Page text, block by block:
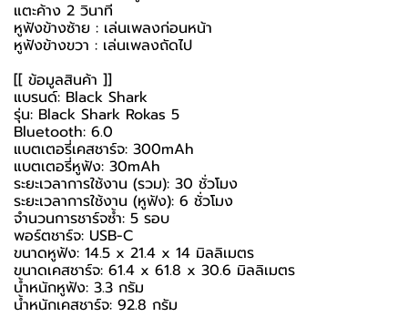
แตะค้าง 2 วินาที
หูฟังข้างซ้าย : เล่นเพลงก่อนหน้า
หูฟังข้างขวา : เล่นเพลงถัดไป
[[ ข้อมูลสินค้า ]]
แบรนด์: Black Shark
รุ่น: Black Shark Rokas 5
Bluetooth: 6.0
แบตเตอรี่เคสชาร์จ: 300mAh
แบตเตอรี่หูฟัง: 30mAh
ระยะเวลาการใช้งาน (รวม): 30 ชั่วโมง
ระยะเวลาการใช้งาน (หูฟัง): 6 ชั่วโมง
จำนวนการชาร์จซ้ำ: 5 รอบ
พอร์ตชาร์จ: USB-C
ขนาดหูฟัง: 14.5 x 21.4 x 14 มิลลิเมตร
ขนาดเคสชาร์จ: 61.4 x 61.8 x 30.6 มิลลิเมตร
น้ำหนักหูฟัง: 3.3 กรัม
น้ำหนักเคสชาร์จ: 92.8 กรัม